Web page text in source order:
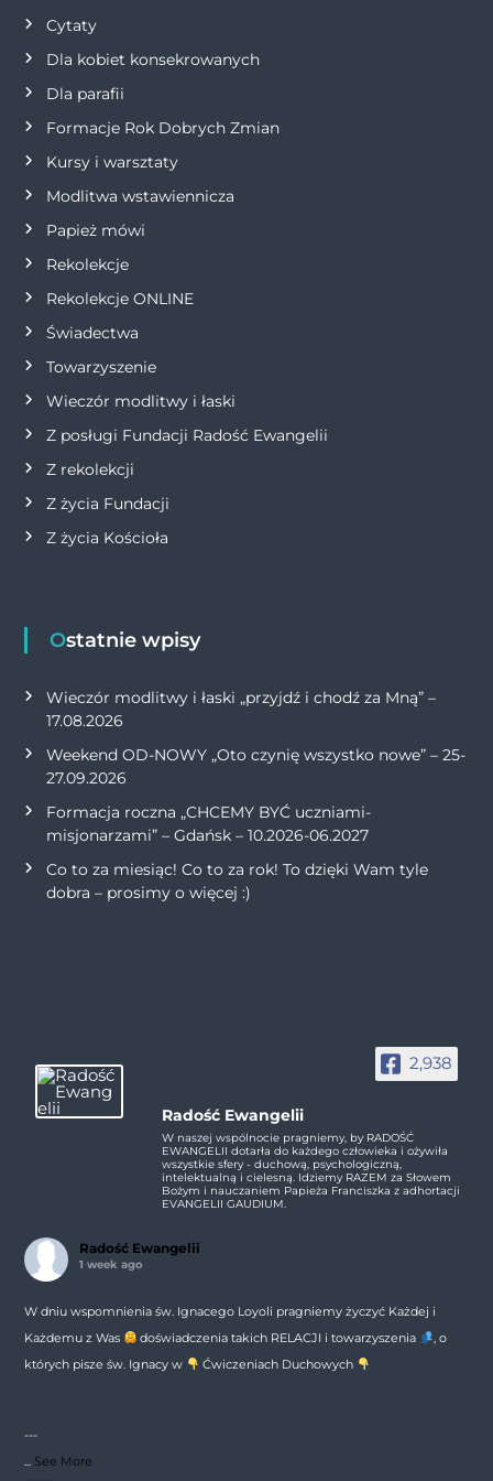
a
w
p
i
s
u
Cytaty
Dla kobiet konsekrowanych
Dla parafii
Formacje Rok Dobrych Zmian
Kursy i warsztaty
Modlitwa wstawiennicza
Papież mówi
Rekolekcje
Rekolekcje ONLINE
Świadectwa
Towarzyszenie
Wieczór modlitwy i łaski
Z posługi Fundacji Radość Ewangelii
Z rekolekcji
Z życia Fundacji
Z życia Kościoła
Ostatnie wpisy
Wieczór modlitwy i łaski „przyjdź i chodź za Mną” –
17.08.2026
Weekend OD-NOWY „Oto czynię wszystko nowe” – 25-
27.09.2026
Formacja roczna „CHCEMY BYĆ uczniami-
misjonarzami” – Gdańsk – 10.2026-06.2027
Co to za miesiąc! Co to za rok! To dzięki Wam tyle
dobra – prosimy o więcej :)
2,938
Radość Ewangelii
W naszej wspólnocie pragniemy, by RADOŚĆ
EWANGELII dotarła do każdego człowieka i ożywiła
wszystkie sfery - duchową, psychologiczną,
intelektualną i cielesną. Idziemy RAZEM za Słowem
Bożym i nauczaniem Papieża Franciszka z adhortacji
EVANGELII GAUDIUM.
Radość Ewangelii
1 week ago
W dniu wspomnienia św. Ignacego Loyoli pragniemy życzyć Każdej i
Każdemu z Was
doświadczenia takich RELACJI i towarzyszenia
, o
których pisze św. Ignacy w
Ćwiczeniach Duchowych
---
See More